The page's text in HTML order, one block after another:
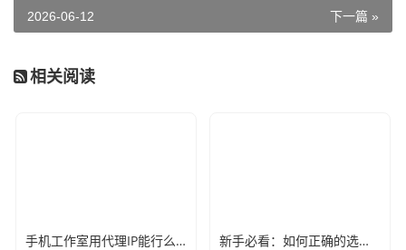
下一篇 »
2026-06-12
相关阅读
手机工作室用代理IP能行么？过来人的经验告诉你答案 新手必看：如何正确的选择代理ip软件，别再交智商税了